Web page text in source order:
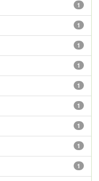
1
1
1
1
1
1
1
1
1